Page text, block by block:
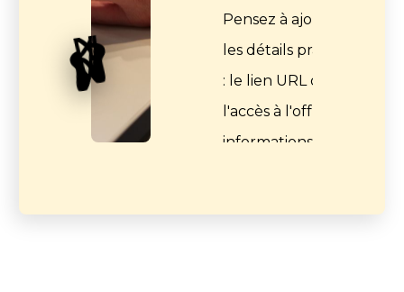
🩰
Pensez à ajouter
les détails pratiques
: le lien URL de
l'accès à l'offre, les
informations de